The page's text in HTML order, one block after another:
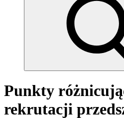
Punkty
rekrutacji